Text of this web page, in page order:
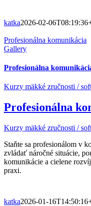
katka2026-02-
Profesionálna komunikácia
Gallery
Profesionálna
Kurzy mäkké zručnosti /
Profesionálna
Kurzy mäkké zručnosti /
Staňte sa profesionálom v
zvládať náročné situácie,
komunikácie a cielene
praxi.
katka2026-01-